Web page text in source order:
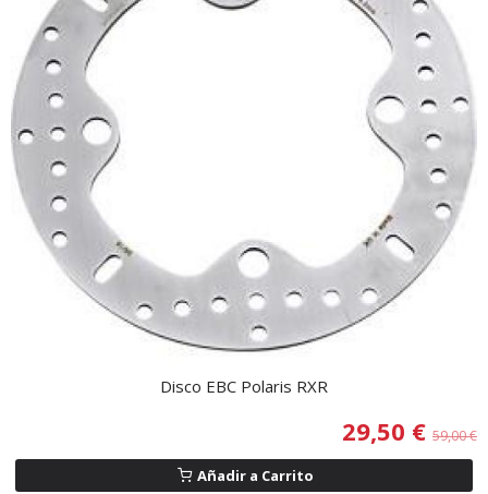
Disco EBC Polaris RXR
29,50 € 59,00 €
Añadir a Carrito